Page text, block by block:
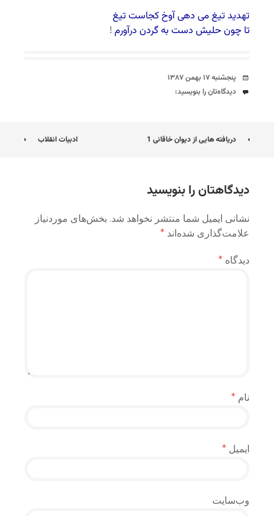
تهدید تیغ می دهی آوخ کجاست تیغ
تا چون حلیش دست به گردن درآورم !
تاریخ
پنجشنبه ۱۷ بهمن ۱۳۸۷
دیدگاه‌ها
دیدگاه‌تان را بنویسید:
ناوبری
دریافته هایی از دیوان خاقانی 1 ادبیات انقلاب
دیدگاهتان را بنویسید
نشانی ایمیل شما منتشر نخواهد شد. بخش‌های موردنیاز
علامت‌گذاری شده‌اند *
دیدگاه *
نام *
ایمیل *
وب‌سایت